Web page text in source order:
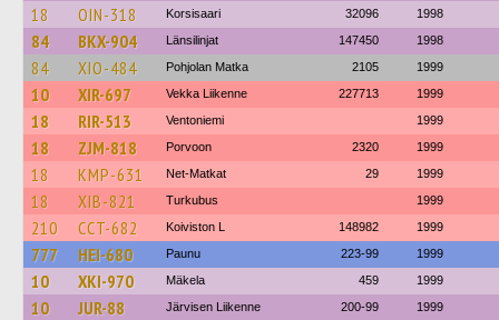
18 OIN-318 Korsisaari 32096 1998
84 BKX-904 Länsilinjat 147450 1998
84 XIO-484 Pohjolan Matka 2105 1999
10 XIR-697 Vekka Liikenne 227713 1999
18 RIR-513 Ventoniemi 1999
18 ZJM-818 Porvoon 2320 1999
18 KMP-631 Net-Matkat 29 1999
18 XIB-821 Turkubus 1999
210 CCT-682 Koiviston L 148982 1999
777 HEI-680 Paunu 223-99 1999
10 XKI-970 Mäkela 459 1999
10 JUR-88 Järvisen Liikenne 200-99 1999